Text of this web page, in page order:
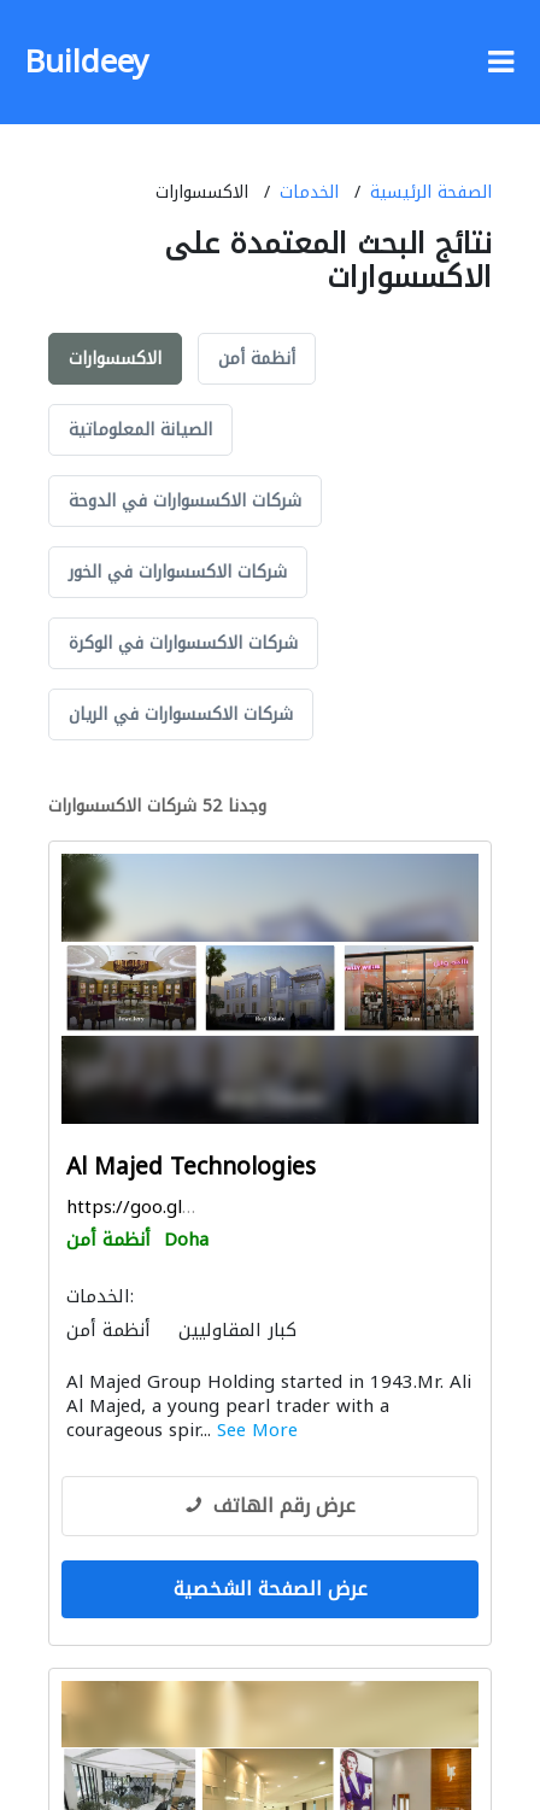
Buildeey
الصفحة الرئيسية الخدمات الاكسسوارات
نتائج البحث المعتمدة على
الاكسسوارات
الاكسسوارات أنظمة أمن
الصيانة المعلوماتية
شركات الاكسسوارات في الدوحة
شركات الاكسسوارات في الخور
شركات الاكسسوارات في الوكرة
شركات الاكسسوارات في الريان
وجدنا 52 شركات الاكسسوارات
Al Majed Technologies
https://goo.gl/maps/MauNoVaQeugT8KVM9
أنظمة أمن Doha
الخدمات:
أنظمة أمن
كبار المقاوليين
Al Majed Group Holding started in 1943.Mr. Ali
Al Majed, a young pearl trader with a
courageous spir... See More
عرض رقم الهاتف
عرض الصفحة الشخصية